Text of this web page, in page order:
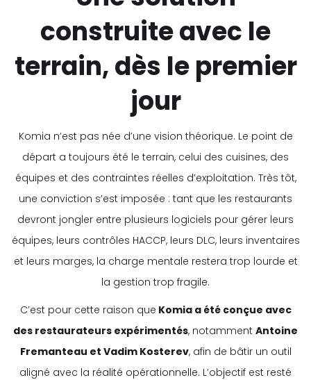
construite avec le
terrain, dès le premier
jour
Komia n’est pas née d’une vision théorique. Le point de
départ a toujours été le terrain, celui des cuisines, des
équipes et des contraintes réelles d’exploitation. Très tôt,
une conviction s’est imposée : tant que les restaurants
devront jongler entre plusieurs logiciels pour gérer leurs
équipes, leurs contrôles HACCP, leurs DLC, leurs inventaires
et leurs marges, la charge mentale restera trop lourde et
la gestion trop fragile.
C’est pour cette raison que Komia a été conçue avec
des restaurateurs expérimentés, notamment Antoine
Fremanteau et Vadim Kosterev, afin de bâtir un outil
aligné avec la réalité opérationnelle. L’objectif est resté